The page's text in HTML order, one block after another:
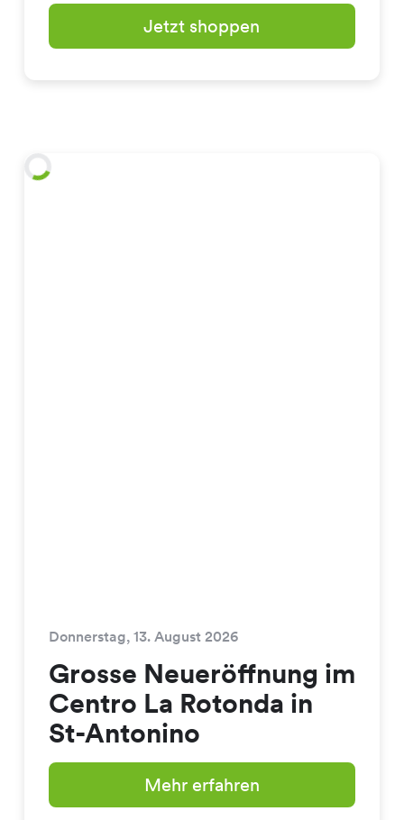
Jetzt shoppen
Donnerstag, 13. August 2026
Grosse Neueröffnung im
Centro La Rotonda in
St-Antonino
Mehr erfahren